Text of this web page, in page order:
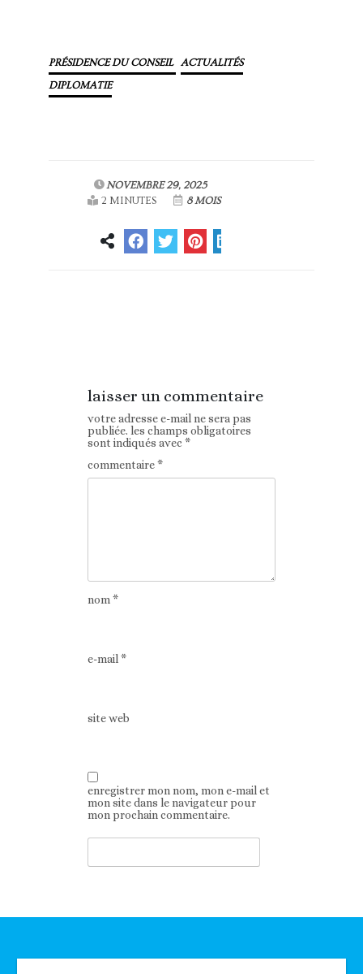
PRÉSIDENCE DU CONSEIL
ACTUALITÉS
DIPLOMATIE
NOVEMBRE 29, 2025
2 MINUTES
8 MOIS
laisser un commentaire
votre adresse e-mail ne sera pas
publiée. les champs obligatoires
sont indiqués avec*
commentaire*
nom*
e-mail*
site web
enregistrer mon nom, mon e-mail et
mon site dans le navigateur pour
mon prochain commentaire.